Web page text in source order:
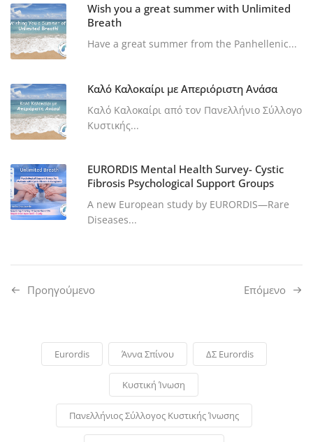
Wish you a great summer with Unlimited
Breath
Have a great summer from the Panhellenic...
Καλό Καλοκαίρι με Απεριόριστη Ανάσα
Καλό Καλοκαίρι από τον Πανελλήνιο Σύλλογο
Κυστικής...
EURORDIS Mental Health Survey- Cystic
Fibrosis Psychological Support Groups
A new European study by EURORDIS—Rare
Diseases...
Προηγούμενo Επόμενο
Eurordis Άννα Σπίνου ΔΣ Eurordis
Κυστική Ίνωση
Πανελλήνιος Σύλλογος Κυστικής Ίνωσης